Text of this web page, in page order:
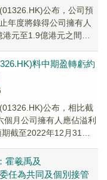
公布，公司預
年度將錄得公司擁有人
元至1.9億港元之間，
料中期盈轉虧約
公布，相比截
月公司擁有人應佔溢利
截至2022年12月31日
霍羲禹及
任為共同及個別接管